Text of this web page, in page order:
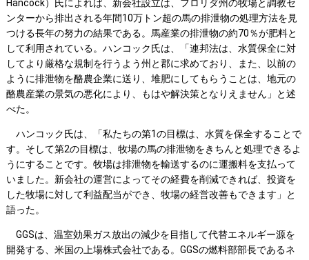
Hancock）氏によれば、新会社設立は、フロリダ州の牧場と調教セ
ンターから排出される年間10万トン超の馬の排泄物の処理方法を見
つける長年の努力の結果である。馬産業の排泄物の約70％が肥料と
して利用されている。ハンコック氏は、「連邦法は、水質保全に対
してより厳格な規制を行うよう州と郡に求めており、また、以前の
ように排泄物を酪農企業に送り、堆肥にしてもらうことは、地元の
酪農産業の景気の悪化により、もはや解決策となりえません」と述
べた。
ハンコック氏は、「私たちの第1の目標は、水質を保全することで
す。そして第2の目標は、牧場の馬の排泄物をきちんと処理できるよ
うにすることです。牧場は排泄物を輸送するのに運搬料を支払って
いました。新会社の運営によってその経費を削減できれば、投資を
した牧場に対して利益配当ができ、牧場の経営改善もできます」と
語った。
GGSは、温室効果ガス放出の減少を目指して代替エネルギー源を
開発する、米国の上場株式会社である。GGSの燃料部部長であるネ